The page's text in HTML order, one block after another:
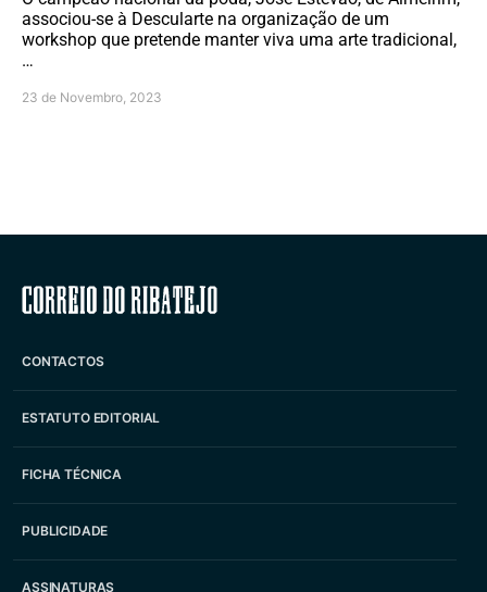
associou-se à Descularte na organização de um
workshop que pretende manter viva uma arte tradicional,
…
23 de Novembro, 2023
Correio do Ribatejo
CONTACTOS
ESTATUTO EDITORIAL
FICHA TÉCNICA
PUBLICIDADE
ASSINATURAS